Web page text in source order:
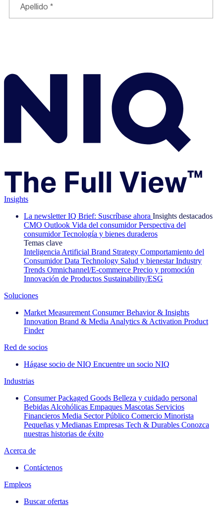
Insights
La newsletter IQ Brief: Suscríbase ahora Insights destacados
CMO Outlook Vida del consumidor Perspectiva del
consumidor Tecnología y bienes duraderos
Temas clave
Inteligencia Artificial Brand Strategy Comportamiento del
Consumidor Data Technology Salud y bienestar Industry
Trends Omnichannel/E-commerce Precio y promoción
Innovación de Productos Sustainability/ESG
Soluciones
Market Measurement Consumer Behavior & Insights
Innovation Brand & Media Analytics & Activation Product
Finder
Red de socios
Hágase socio de NIQ Encuentre un socio NIQ
Industrias
Consumer Packaged Goods Belleza y cuidado personal
Bebidas Alcohólicas Empaques Mascotas Servicios
Financieros Media Sector Público Comercio Minorista
Pequeñas y Medianas Empresas Tech & Durables Conozca
nuestras historias de éxito
Acerca de
Contáctenos
Empleos
Buscar ofertas